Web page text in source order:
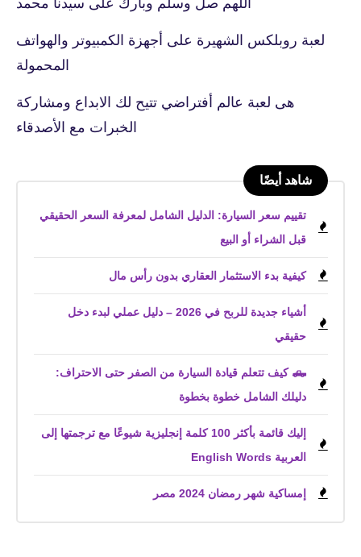
لعبة روبلكس الشهيرة على أجهزة الكمبيوتر والهواتف
المحمولة
هى لعبة عالم أفتراضي تتيح لك الابداع ومشاركة
الخبرات مع الأصدقاء
شاهد أيضًا
تقييم سعر السيارة: الدليل الشامل لمعرفة السعر الحقيقي
قبل الشراء أو البيع
كيفية بدء الاستثمار العقاري بدون رأس مال
أشياء جديدة للربح في 2026 – دليل عملي لبدء دخل
حقيقي
🛻 كيف تتعلم قيادة السيارة من الصفر حتى الاحتراف:
دليلك الشامل خطوة بخطوة
إليك قائمة بأكثر 100 كلمة إنجليزية شيوعًا مع ترجمتها إلى
العربية English Words
إمساكية شهر رمضان 2024 مصر